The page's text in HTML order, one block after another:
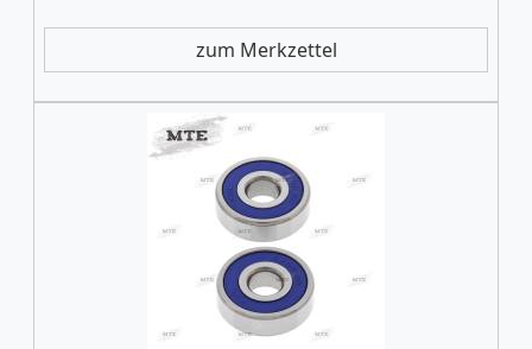
zum Merkzettel